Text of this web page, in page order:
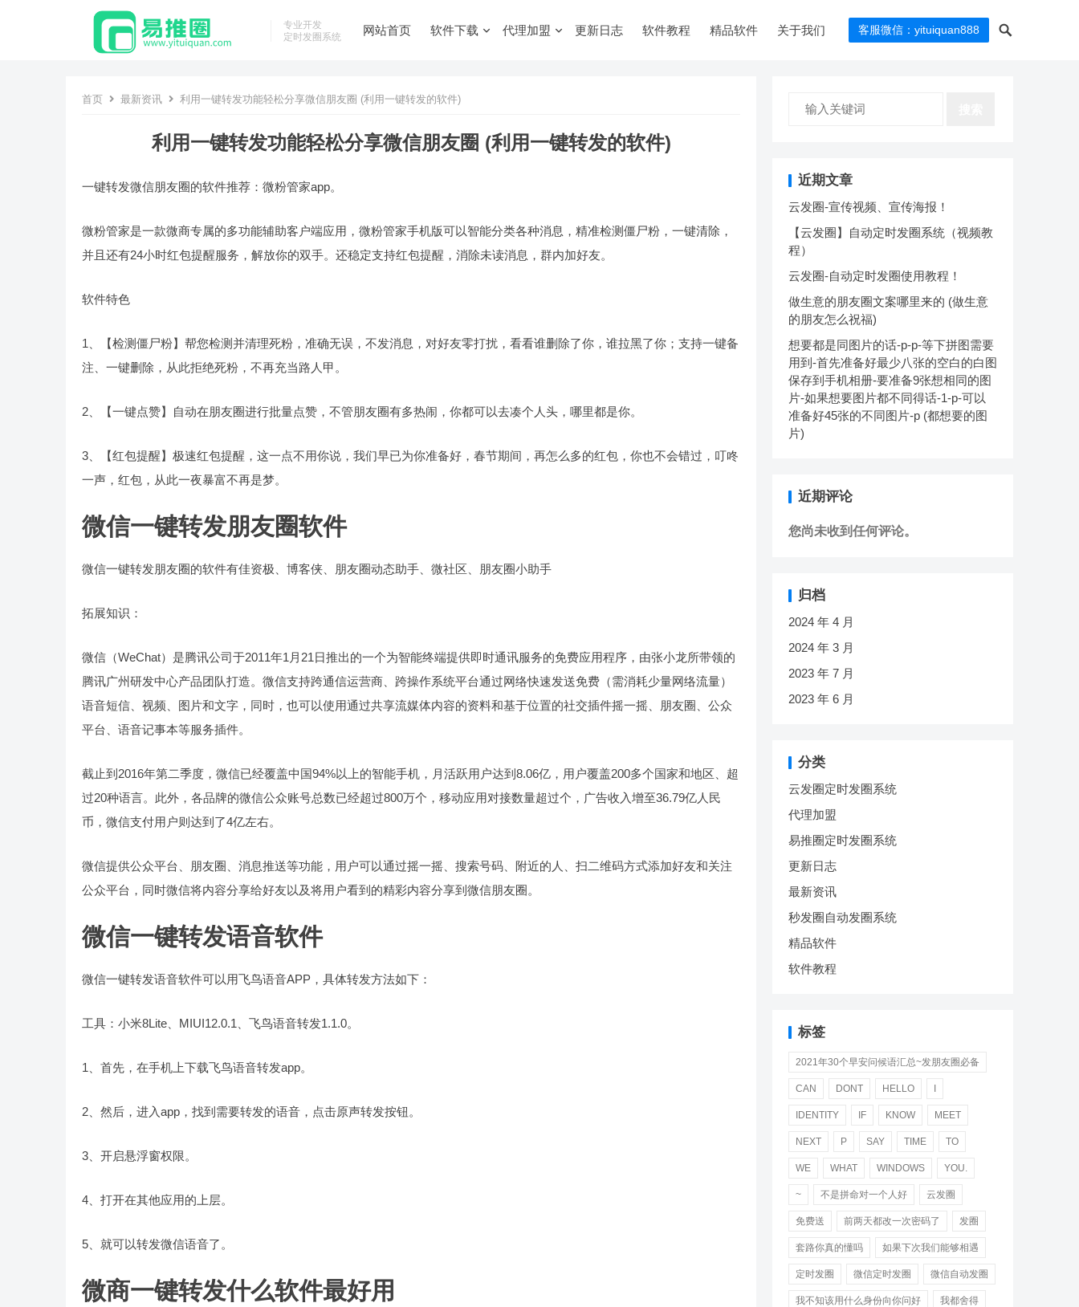
专业开发
定时发圈系统
网站首页 软件下载 代理加盟 更新日志 软件教程 精品软件 关于我们 客服微信：yituiquan888
首页 最新资讯 利用一键转发功能轻松分享微信朋友圈 (利用一键转发的软件)
利用一键转发功能轻松分享微信朋友圈 (利用一键转发的软件)
一键转发微信朋友圈的软件推荐：微粉管家app。
微粉管家是一款微商专属的多功能辅助客户端应用，微粉管家手机版可以智能分类各种消息，精准检测僵尸粉，一键清除，
并且还有24小时红包提醒服务，解放你的双手。还稳定支持红包提醒，消除未读消息，群内加好友。
软件特色
1、【检测僵尸粉】帮您检测并清理死粉，准确无误，不发消息，对好友零打扰，看看谁删除了你，谁拉黑了你；支持一键备
注、一键删除，从此拒绝死粉，不再充当路人甲。
2、【一键点赞】自动在朋友圈进行批量点赞，不管朋友圈有多热闹，你都可以去凑个人头，哪里都是你。
3、【红包提醒】极速红包提醒，这一点不用你说，我们早已为你准备好，春节期间，再怎么多的红包，你也不会错过，叮咚
一声，红包，从此一夜暴富不再是梦。
微信一键转发朋友圈软件
微信一键转发朋友圈的软件有佳资极、博客侠、朋友圈动态助手、微社区、朋友圈小助手
拓展知识：
微信（WeChat）是腾讯公司于2011年1月21日推出的一个为智能终端提供即时通讯服务的免费应用程序，由张小龙所带领的
腾讯广州研发中心产品团队打造。微信支持跨通信运营商、跨操作系统平台通过网络快速发送免费（需消耗少量网络流量）
语音短信、视频、图片和文字，同时，也可以使用通过共享流媒体内容的资料和基于位置的社交插件摇一摇、朋友圈、公众
平台、语音记事本等服务插件。
截止到2016年第二季度，微信已经覆盖中国94%以上的智能手机，月活跃用户达到8.06亿，用户覆盖200多个国家和地区、超
过20种语言。此外，各品牌的微信公众账号总数已经超过800万个，移动应用对接数量超过个，广告收入增至36.79亿人民
币，微信支付用户则达到了4亿左右。
微信提供公众平台、朋友圈、消息推送等功能，用户可以通过摇一摇、搜索号码、附近的人、扫二维码方式添加好友和关注
公众平台，同时微信将内容分享给好友以及将用户看到的精彩内容分享到微信朋友圈。
微信一键转发语音软件
微信一键转发语音软件可以用飞鸟语音APP，具体转发方法如下：
工具：小米8Lite、MIUI12.0.1、飞鸟语音转发1.1.0。
1、首先，在手机上下载飞鸟语音转发app。
2、然后，进入app，找到需要转发的语音，点击原声转发按钮。
3、开启悬浮窗权限。
4、打开在其他应用的上层。
5、就可以转发微信语音了。
微商一键转发什么软件最好用
近期文章
云发圈-宣传视频、宣传海报！
【云发圈】自动定时发圈系统（视频教
程）
云发圈-自动定时发圈使用教程！
做生意的朋友圈文案哪里来的 (做生意
的朋友怎么祝福)
想要都是同图片的话-p-p-等下拼图需要
用到-首先准备好最少八张的空白的白图
保存到手机相册-要准备9张想相同的图
片-如果想要图片都不同得话-1-p-可以
准备好45张的不同图片-p (都想要的图
片)
近期评论
您尚未收到任何评论。
归档
2024 年 4 月
2024 年 3 月
2023 年 7 月
2023 年 6 月
分类
云发圈定时发圈系统
代理加盟
易推圈定时发圈系统
更新日志
最新资讯
秒发圈自动发圈系统
精品软件
软件教程
标签
2021年30个早安问候语汇总~发朋友圈必备
CAN DONT HELLO
IDENTITY IF KNOW MEET
NEXT P SAY TIME TO
WE WHAT WINDOWS YOU.
~ 不是拼命对一个人好 云发圈
免费送 前两天都改一次密码了 发圈
套路你真的懂吗 如果下次我们能够相遇
定时发圈 微信定时发圈 微信自动发圈
我不知该用什么身份向你问好 我都舍得